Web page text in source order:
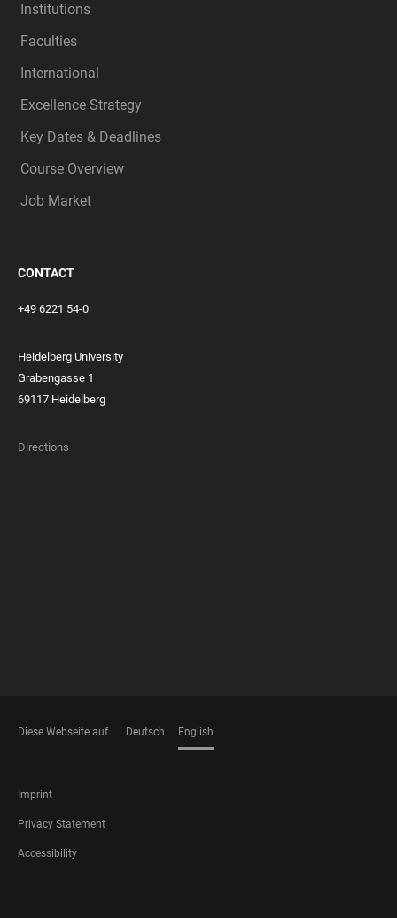
Institutions
Faculties
International
Excellence Strategy
Key Dates & Deadlines
Course Overview
Job Market
CONTACT
+49 6221 54-0
Heidelberg University
Grabengasse 1
69117 Heidelberg
Directions
Diese Webseite auf Deutsch English
FOOTER
LEGAL
Imprint
Privacy Statement
Accessibility